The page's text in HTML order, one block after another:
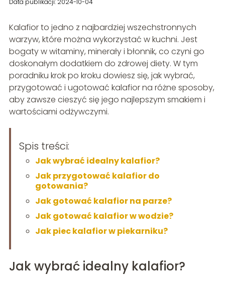
Data publikacji: 2024-10-04
Kalafior to jedno z najbardziej wszechstronnych
warzyw, które można wykorzystać w kuchni. Jest
bogaty w witaminy, minerały i błonnik, co czyni go
doskonałym dodatkiem do zdrowej diety. W tym
poradniku krok po kroku dowiesz się, jak wybrać,
przygotować i ugotować kalafior na różne sposoby,
aby zawsze cieszyć się jego najlepszym smakiem i
wartościami odżywczymi.
Spis treści:
Jak wybrać idealny kalafior?
Jak przygotować kalafior do
gotowania?
Jak gotować kalafior na parze?
Jak gotować kalafior w wodzie?
Jak piec kalafior w piekarniku?
Jak wybrać idealny kalafior?